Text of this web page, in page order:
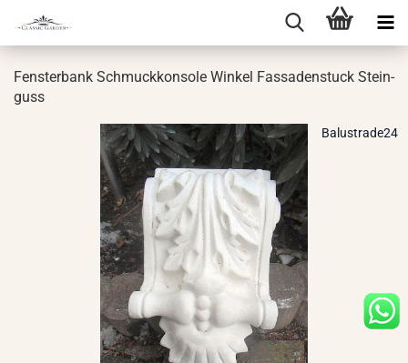
Fens­ter­bank Schmuck­kon­so­le Win­kel Fas­sa­den­stuck Stein­
guss
Balustrade24